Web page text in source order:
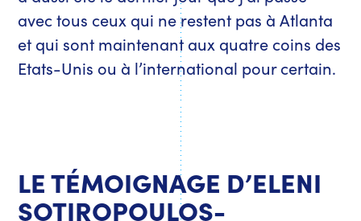
avec tous ceux qui ne restent pas à Atlanta
et qui sont maintenant aux quatre coins des
Etats-Unis ou à l’international pour certain.
LE TÉMOIGNAGE D’ELENI
SOTIROPOULOS-